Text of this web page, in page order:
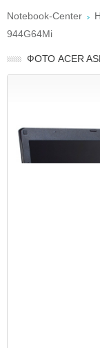
Notebook-Center
944G64Mi
ФОТО ACER